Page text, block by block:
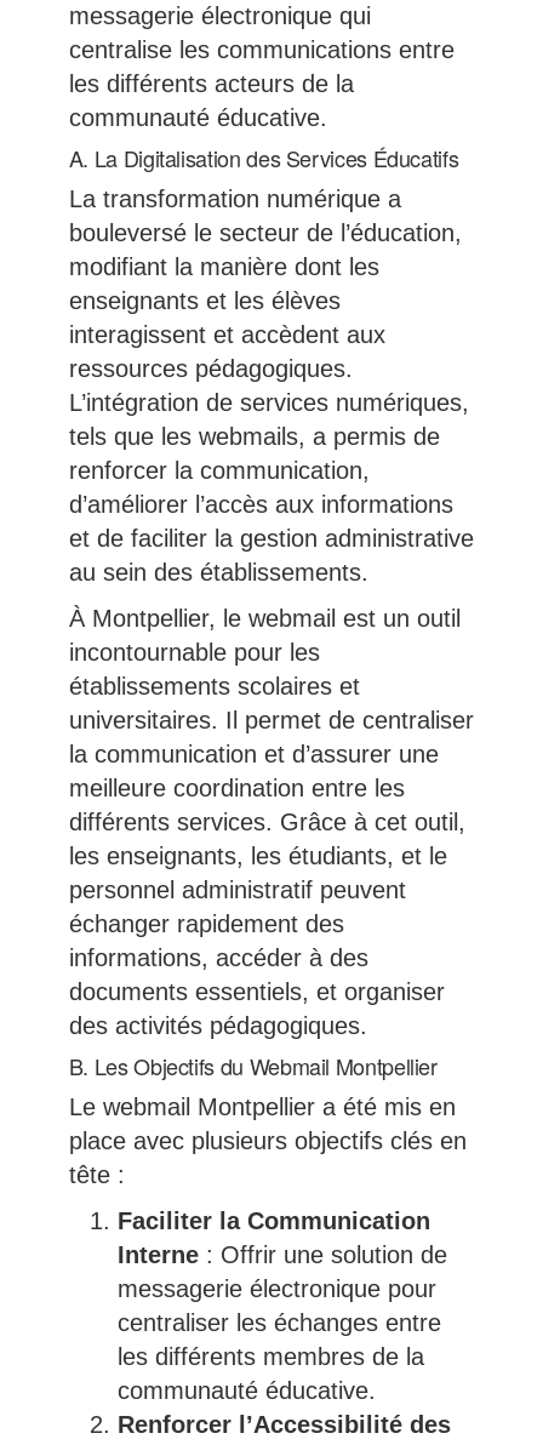
messagerie électronique qui
centralise les communications entre
les différents acteurs de la
communauté éducative.
A. La Digitalisation des Services Éducatifs
La transformation numérique a
bouleversé le secteur de l’éducation,
modifiant la manière dont les
enseignants et les élèves
interagissent et accèdent aux
ressources pédagogiques.
L’intégration de services numériques,
tels que les webmails, a permis de
renforcer la communication,
d’améliorer l’accès aux informations
et de faciliter la gestion administrative
au sein des établissements.
À Montpellier, le webmail est un outil
incontournable pour les
établissements scolaires et
universitaires. Il permet de centraliser
la communication et d’assurer une
meilleure coordination entre les
différents services. Grâce à cet outil,
les enseignants, les étudiants, et le
personnel administratif peuvent
échanger rapidement des
informations, accéder à des
documents essentiels, et organiser
des activités pédagogiques.
B. Les Objectifs du Webmail Montpellier
Le webmail Montpellier a été mis en
place avec plusieurs objectifs clés en
tête :
Faciliter la Communication
Interne: Offrir une solution de
messagerie électronique pour
centraliser les échanges entre
les différents membres de la
communauté éducative.
Renforcer l’Accessibilité des